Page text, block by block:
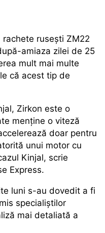
rusești ZM22
amiaza zilei de 25
mult mai multe
că acest tip de
Zirkon este o
menține o viteză
doar pentru
unui motor cu
Kinjal, scrie
Express.
luni s-au dovedit a fi
specialiștilor
mai detaliată a